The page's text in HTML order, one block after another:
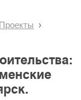
Проекты